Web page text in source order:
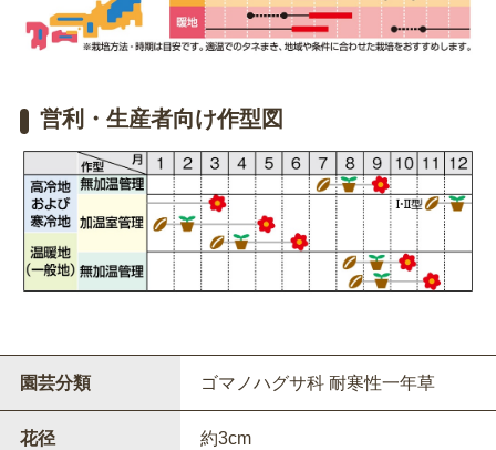
営利・生産者向け作型図
園芸分類 ゴマノハグサ科 耐寒性一年草
花径 約3cm